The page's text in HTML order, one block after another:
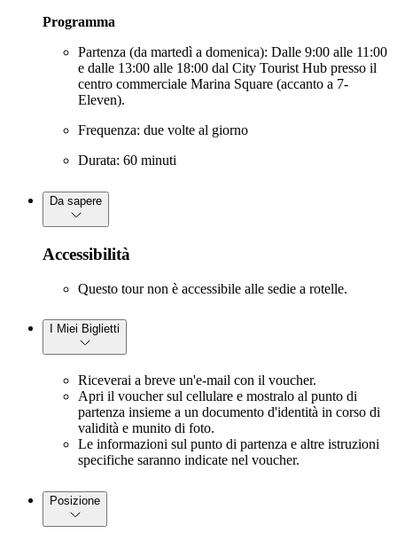
Programma
Partenza (da martedì a domenica): Dalle 9:00 alle 11:00
e dalle 13:00 alle 18:00 dal City Tourist Hub presso il
centro commerciale Marina Square (accanto a 7-
Eleven).
Frequenza: due volte al giorno
Durata: 60 minuti
Da sapere
Accessibilità
Questo tour non è accessibile alle sedie a rotelle.
I Miei Biglietti
Riceverai a breve un'e-mail con il voucher.
Apri il voucher sul cellulare e mostralo al punto di
partenza insieme a un documento d'identità in corso di
validità e munito di foto.
Le informazioni sul punto di partenza e altre istruzioni
specifiche saranno indicate nel voucher.
Posizione